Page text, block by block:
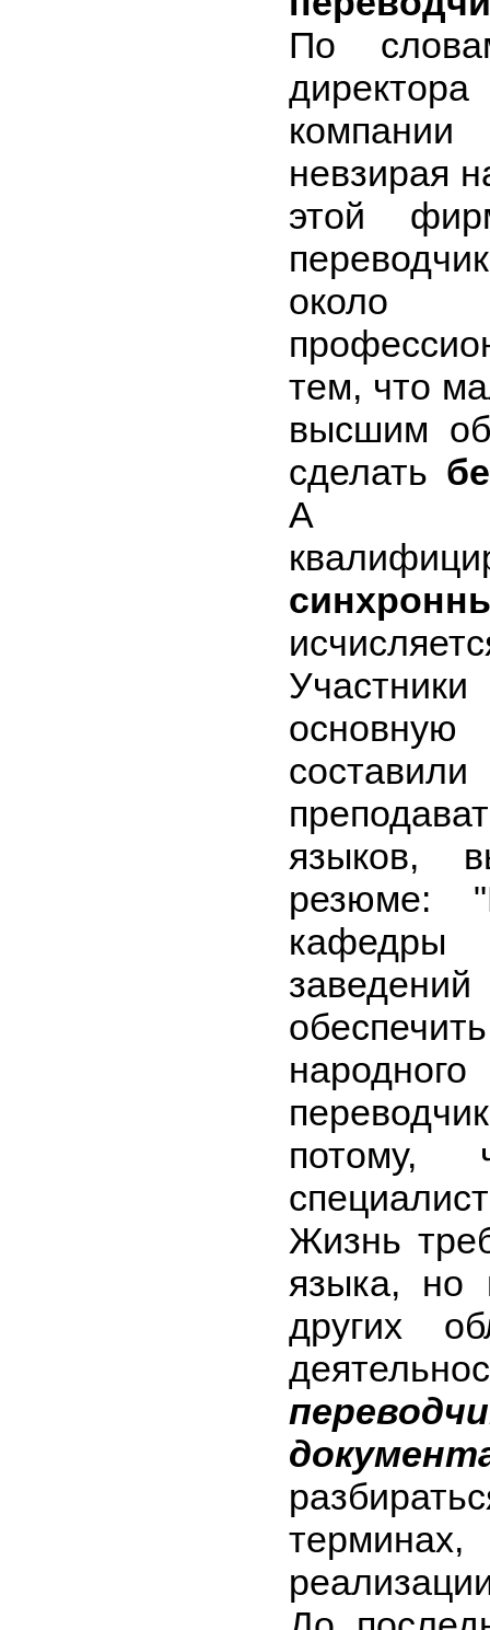
По
компании
невзирая
этой
около
тем, что
высшим
сделать
А
языков,
резюме:
потому,
Жизнь
языка, но
других